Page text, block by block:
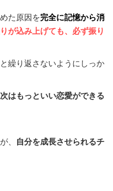
た原因を完全に記憶から消
が込み上げても、必ず振り
繰り返さないようにしっか
次はもっといい恋愛ができる
、 自分を成長させられるチ